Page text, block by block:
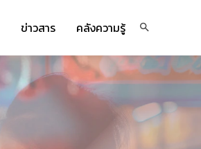
ข่าวสาร คลังความรู้